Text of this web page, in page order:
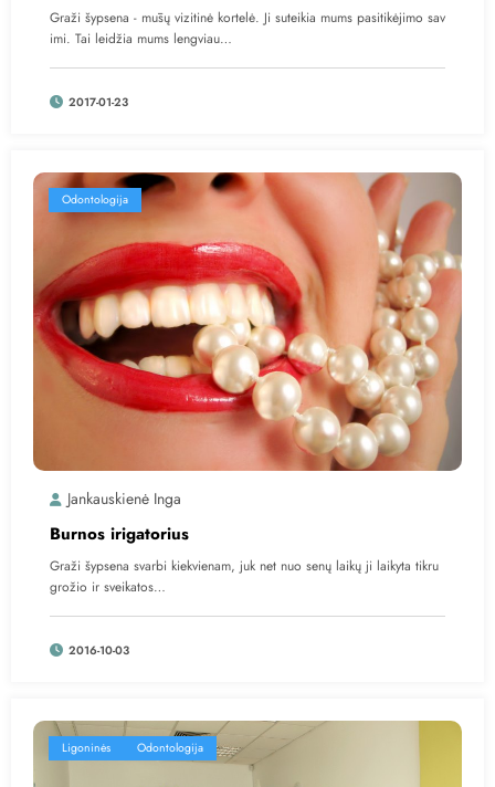
Graži šypsena - mūsų vizitinė kortelė. Ji suteikia mums pasitikėjimo sav
imi. Tai leidžia mums lengviau…
2017-01-23
Odontologija
Jankauskienė Inga
Burnos irigatorius
Graži šypsena svarbi kiekvienam, juk net nuo senų laikų ji laikyta tikru
grožio ir sveikatos…
2016-10-03
Ligoninės Odontologija